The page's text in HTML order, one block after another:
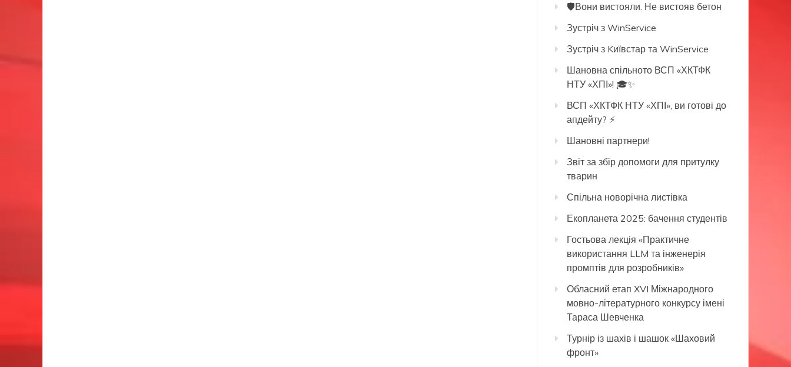
🛡️Вони вистояли. Не вистояв бетон
Зустріч з WinService
Зустріч з Kиївстар та WinService
Шановна спільното ВСП «ХКТФК
НТУ «ХПІ»! 🎓✨
ВСП «ХКТФК НТУ «ХПІ», ви готові до
апдейту? ⚡️
Шановні партнери!
Звіт за збір допомоги для притулку
тварин
Спільна новорічна листівка
Екопланета 2025: бачення студентів
Гостьова лекція «Практичне
використання LLM та інженерія
промптів для розробників»
Обласний етап XVI Міжнародного
мовно-літературного конкурсу імені
Тараса Шевченка
Турнір із шахів і шашок «Шаховий
фронт»